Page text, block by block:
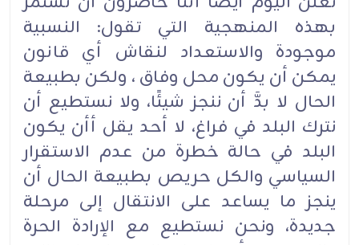
بهذه المنهجية التي تقول: النسبية
موجودة والاستعداد لنقاش أي قانون
يمكن أن يكون محل وفاق ، ولكن بطبيعة
الحال لا بدَّ أن ننجز شيئًا، ولا نستطيع أن
نترك البلد في فراغ، لا أحد يقل أأن يكون
البلد في حالة خطرة من عدم الاستقرار
السياسي والكل حريص بطبيعة الحال أن
ينجز ما يساعد على الانتقال إلى مرحلة
جديدة، ونحن نستطيع مع الإرادة الحرة